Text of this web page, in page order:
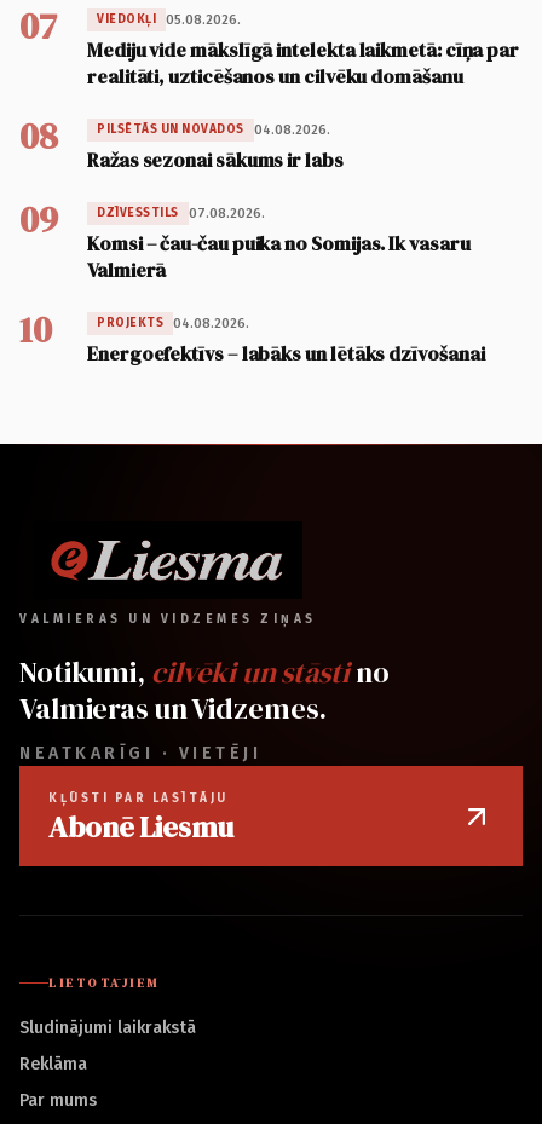
07 VIEDOKĻI 05.08.2026.
Mediju vide mākslīgā intelekta laikmetā: cīņa par
realitāti, uzticēšanos un cilvēku domāšanu
08 PILSĒTĀS UN NOVADOS 04.08.2026.
Ražas sezonai sākums ir labs
09 DZĪVESSTILS 07.08.2026.
Komsi – čau-čau puika no Somijas. Ik vasaru
Valmierā
10 PROJEKTS 04.08.2026.
Energoefektīvs – labāks un lētāks dzīvošanai
VALMIERAS UN VIDZEMES ZIŅAS
Notikumi, cilvēki un stāstino
Valmieras un Vidzemes.
NEATKARĪGI · VIETĒJI
KĻŪSTI PAR LASĪTĀJU
Abonē Liesmu
LIETOTĀJIEM
Sludinājumi laikrakstā
Reklāma
Par mums